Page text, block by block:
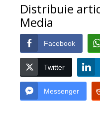
Distribuie
Media
Facebook
Twitter
Messenger